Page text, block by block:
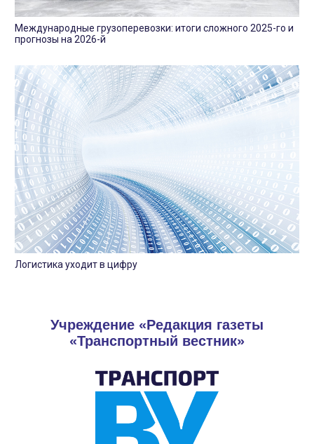
Международные грузоперевозки: итоги сложного 2025-го и
прогнозы на 2026-й
Логистика уходит в цифру
Учреждение «Редакция газеты
«Транспортный вестник»